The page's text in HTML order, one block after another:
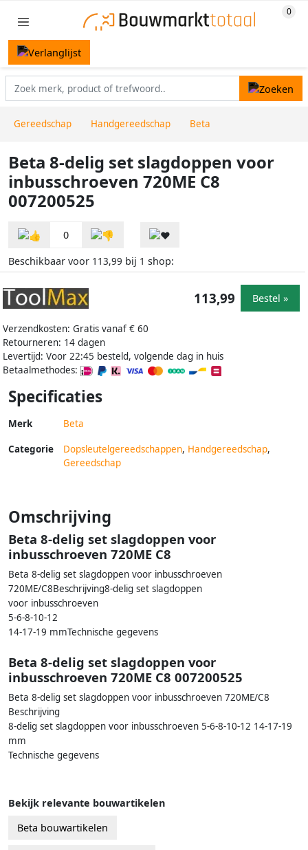
Gereedschap Handgereedschap Beta
Beta 8-delig set slagdoppen voor
inbusschroeven 720ME C8
007200525
0
Beschikbaar voor 113,99 bij 1 shop:
Verzendkosten: Gratis vanaf € 60
Retourneren: 14 dagen
Levertijd: Voor 22:45 besteld, volgende dag in huis
Betaalmethodes:
113,99 Bestel »
Specificaties
Merk Beta
Categorie Dopsleutelgereedschappen, Handgereedschap,
Gereedschap
Omschrijving
Beta 8-delig set slagdoppen voor
inbusschroeven 720ME C8
Beta 8-delig set slagdoppen voor inbusschroeven
720ME/C8Beschrijving8-delig set slagdoppen
voor inbusschroeven
5-6-8-10-12
14-17-19 mmTechnische gegevens
Beta 8-delig set slagdoppen voor
inbusschroeven 720ME C8 007200525
Beta 8-delig set slagdoppen voor inbusschroeven 720ME/C8
Beschrijving
8-delig set slagdoppen voor inbusschroeven 5-6-8-10-12 14-17-19
mm
Technische gegevens
Bekijk relevante bouwartikelen
Beta bouwartikelen